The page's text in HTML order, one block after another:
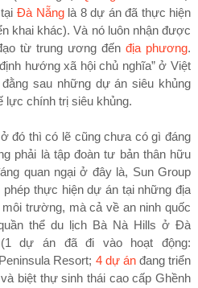
Đà Nẵnglà 8 dự án đã thực hiện
khai khác). Và nó luôn nhận được
từ trung ương đến địa phương.
hướng xã hội chủ nghĩa” ở Việt
sau những dự án siêu khủng
lực chính trị siêu khủng.
đó thì có lẽ cũng chưa có gì đáng
phải là tập đoàn tư bản thân hữu
quan ngại ở đây là, Sun Group
thực hiện dự án tại những địa
trường, mà cả về an ninh quốc
thể du lịch Bà Nà Hills ở Đà
dự án đã đi vào hoạt động:
Resort; 4 dự ánđang triển
biệt thự sinh thái cao cấp Ghềnh